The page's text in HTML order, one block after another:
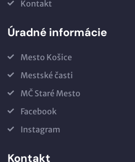
Kontakt
Úradné informácie
Mesto Košice
Mestské časti
MČ Staré Mesto
Facebook
Instagram
Kontakt